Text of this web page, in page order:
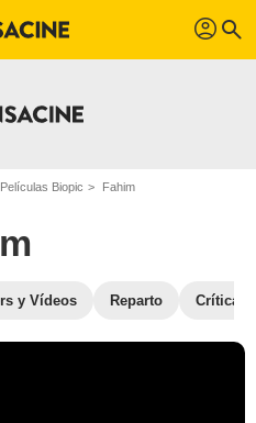
profil search
Películas Biopic Fahim
y Vídeos Reparto Críticas